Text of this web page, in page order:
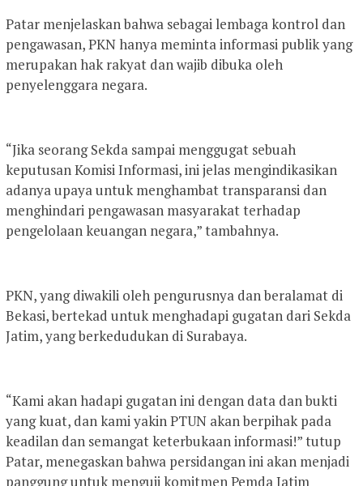
Patar menjelaskan bahwa sebagai lembaga kontrol dan
pengawasan, PKN hanya meminta informasi publik yang
merupakan hak rakyat dan wajib dibuka oleh
penyelenggara negara.
“Jika seorang Sekda sampai menggugat sebuah
keputusan Komisi Informasi, ini jelas mengindikasikan
adanya upaya untuk menghambat transparansi dan
menghindari pengawasan masyarakat terhadap
pengelolaan keuangan negara,” tambahnya.
PKN, yang diwakili oleh pengurusnya dan beralamat di
Bekasi, bertekad untuk menghadapi gugatan dari Sekda
Jatim, yang berkedudukan di Surabaya.
“Kami akan hadapi gugatan ini dengan data dan bukti
yang kuat, dan kami yakin PTUN akan berpihak pada
keadilan dan semangat keterbukaan informasi!” tutup
Patar, menegaskan bahwa persidangan ini akan menjadi
panggung untuk menguji komitmen Pemda Jatim